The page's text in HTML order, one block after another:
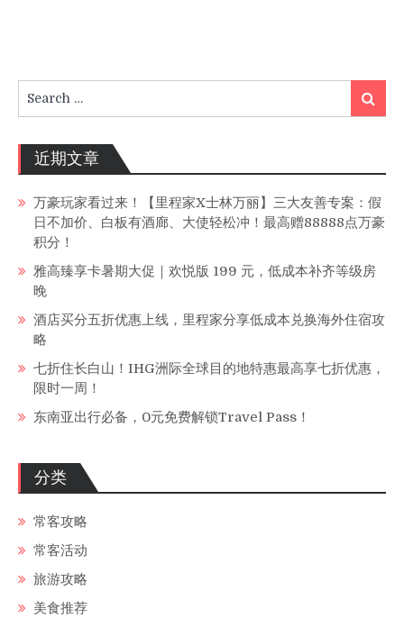
for:
Search
近期文章
万豪玩家看过来！【里程家X士林万丽】三大友善专案：假
日不加价、白板有酒廊、大使轻松冲！最高赠88888点万豪
积分！
雅高臻享卡暑期大促｜欢悦版 199 元，低成本补齐等级房
晚
酒店买分五折优惠上线，里程家分享低成本兑换海外住宿攻
略
七折住长白山！IHG洲际全球目的地特惠最高享七折优惠，
限时一周！
东南亚出行必备，0元免费解锁Travel Pass！
分类
常客攻略
常客活动
旅游攻略
美食推荐